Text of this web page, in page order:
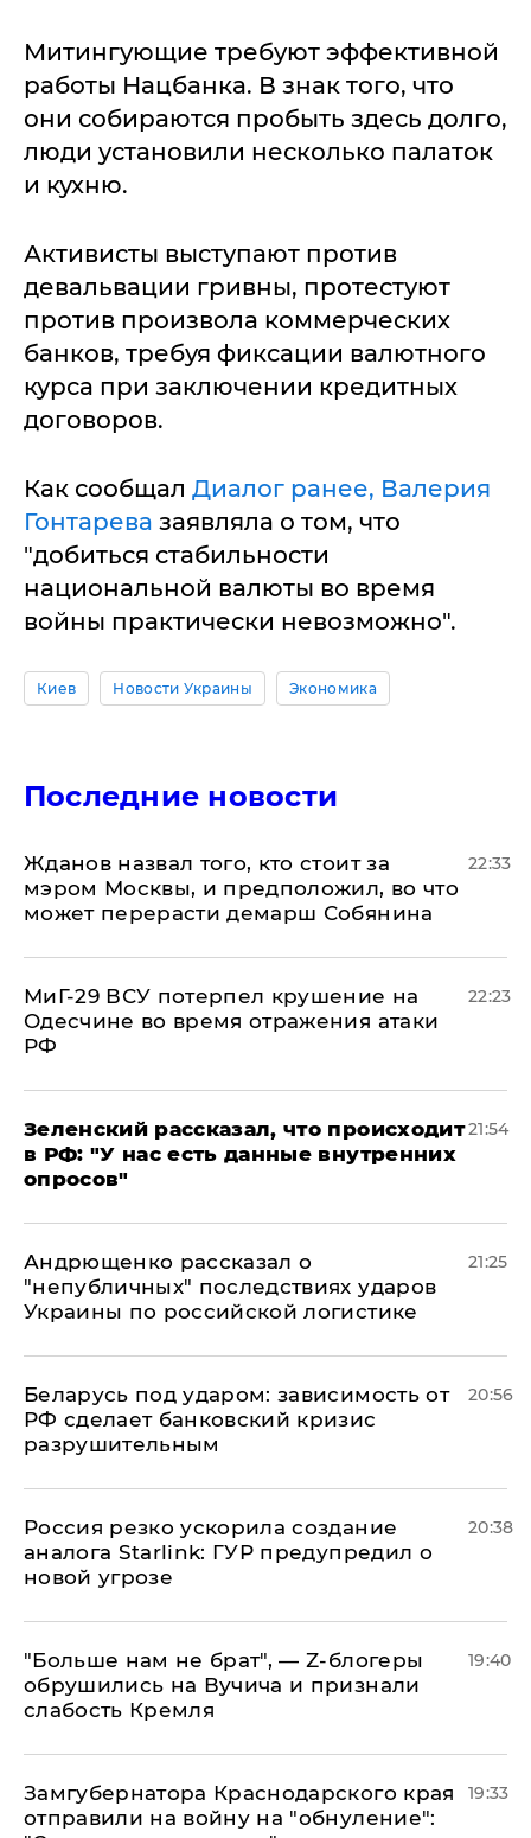
Митингующие требуют эффективной
работы Нацбанка. В знак того, что
они собираются пробыть здесь долго,
люди установили несколько палаток
и кухню.
Активисты выступают против
девальвации гривны, протестуют
против произвола коммерческих
банков, требуя фиксации валютного
курса при заключении кредитных
договоров.
Как сообщал Диалог ранее, Валерия
Гонтарева заявляла о том, что
"добиться стабильности
национальной валюты во время
войны практически невозможно".
Киев Новости Украины Экономика
Последние новости
Жданов назвал того, кто стоит за
мэром Москвы, и предположил, во что
может перерасти демарш Собянина
22:33
МиГ-29 ВСУ потерпел крушение на
Одесчине во время отражения атаки
РФ
22:23
​Зеленский рассказал, что происходит
в РФ: "У нас есть данные внутренних
опросов"
21:54
Андрющенко рассказал о
"непубличных" последствиях ударов
Украины по российской логистике
21:25
Беларусь под ударом: зависимость от
РФ сделает банковский кризис
разрушительным
20:56
​Россия резко ускорила создание
аналога Starlink: ГУР предупредил о
новой угрозе
20:38
​"Больше нам не брат", — Z-блогеры
обрушились на Вучича и признали
слабость Кремля
19:40
Замгубернатора Краснодарского края
отправили на войну на "обнуление":
19:33